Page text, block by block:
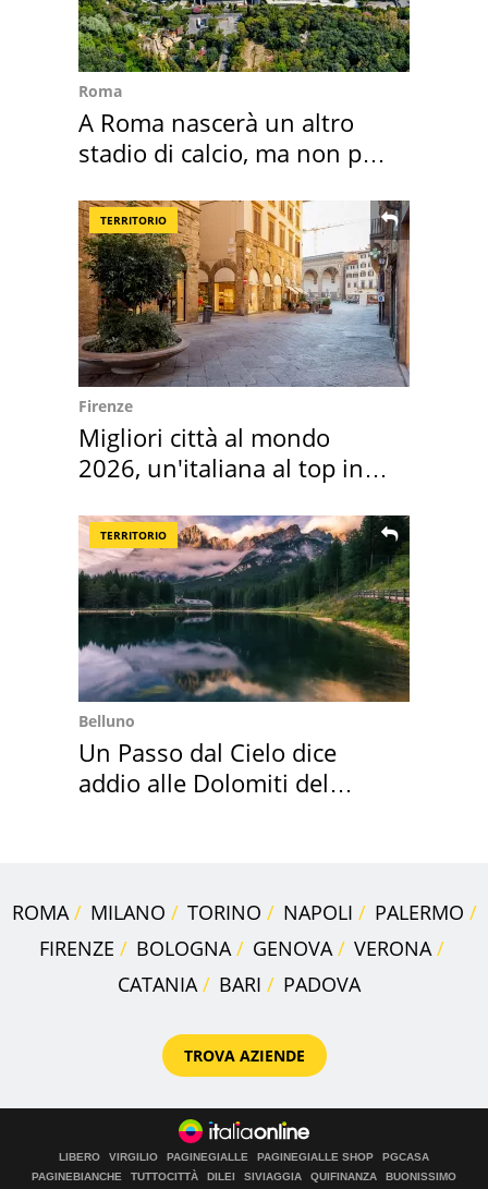
Roma
A Roma nascerà un altro
stadio di calcio, ma non per
TERRITORIO
Firenze
Migliori città al mondo
2026, un'italiana al top in
TERRITORIO
Belluno
Un Passo dal Cielo dice
addio alle Dolomiti del
ROMA MILANO TORINO NAPOLI
PALERMO
FIRENZE
BOLOGNA GENOVA
VERONA
CATANIA
BARI PADOVA
TROVA AZIENDE
LIBERO VIRGILIO PAGINEGIALLE PAGINEGIALLE SHOP
PGCASA
PAGINEBIANCHE
TUTTOCITTÀ DILEI SIVIAGGIA QUIFINANZA
BUONISSIMO